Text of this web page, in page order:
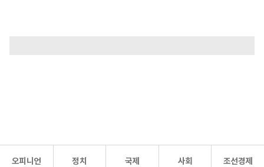
오피니언 정치 국제 사회 조선경제